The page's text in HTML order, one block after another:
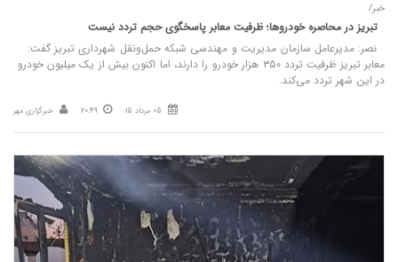
خبر/
تبریز در محاصره خودروها؛ ظرفیت معابر پاسخگوی حجم تردد نیست
نصر: مدیرعامل سازمان مدیریت و مهندسی شبکه حمل‌ونقل شهرداری تبریز گفت:
معابر تبریز ظرفیت تردد ۳۵۰ هزار خودرو را دارند، اما اکنون بیش از یک میلیون خودرو
در این شهر تردد می‌کند.
05 مرداد 15 20:49 خبرگزاری مهر